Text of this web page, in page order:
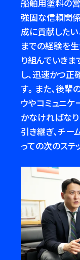
船舶用塗料の営
強固な信頼関
成に貢献したい
までの経験を
り組んでいき
し、迅速かつ
す。また、後輩
ウやコミュニケ
かなければな
引き継ぎ、チー
っての次のステ